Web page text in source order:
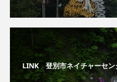
LINK 登別市ネイチャーセン